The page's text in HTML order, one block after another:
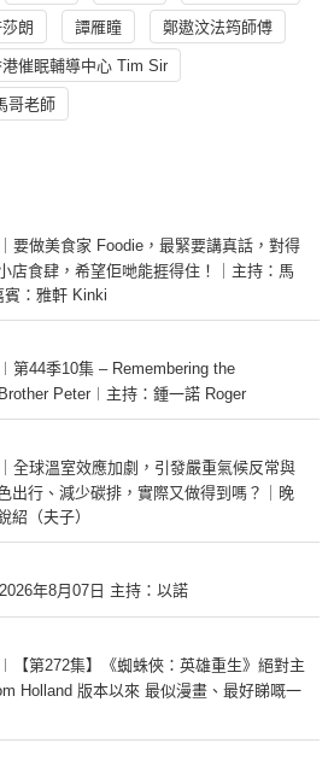
朗 譚雁瞳 鄭遨汶法筠師傅
催眠輔導中心 Tim Sir
哥老師
要做美食家 Foodie，最緊要講真話，對得
店食肆，希望佢哋能捱得住！｜主持：馬
：雅軒 Kinki
第44季10集 – Remembering the
Peter︱主持：鍾一諾 Roger
全球溫室效應加劇，引發嚴重氣候反常與
出行、減少碳排，實際又做得到嗎？｜晚
紹（夫子）
年8月07日 主持：以諾
【第272集】《蜘蛛俠：英雄重生》絕對主
Holland 版本以來 最似漫畫、最好睇嘅一